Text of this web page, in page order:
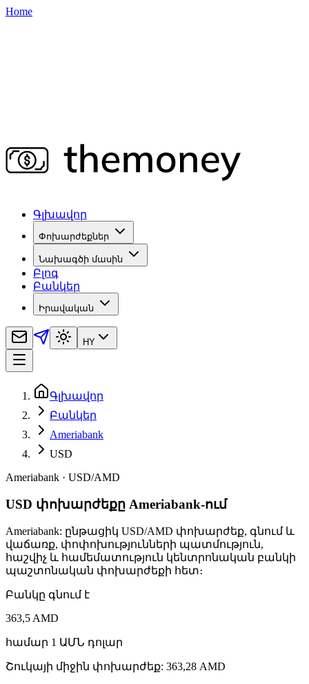
Home
Գլխավոր
Փոխարժեքներ
Նախագծի մասին
Բլոգ
Բանկեր
Իրավական
HY
Գլխավոր
Բանկեր
Ameriabank
USD
Ameriabank · USD/AMD
USD փոխարժեքը Ameriabank-ում
Ameriabank: ընթացիկ USD/AMD փոխարժեք, գնում և
վաճառք, փոփոխությունների պատմություն,
հաշվիչ և համեմատություն կենտրոնական բանկի
պաշտոնական փոխարժեքի հետ։
Բանկը գնում է
363,5 AMD
համար 1 ԱՄՆ դոլար
Շուկայի միջին փոխարժեք: 363,28 AMD